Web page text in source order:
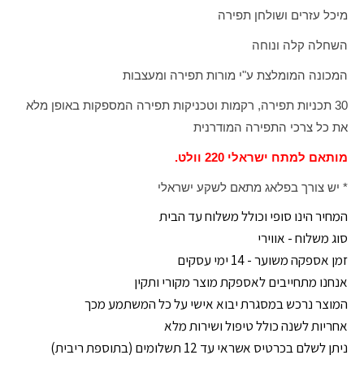
מיכל עזרים ושולחן תפירה
השחלה קלה ונוחה
המכונה המומלצת ע"י מורות תפירה ומעצבות
30 תכניות תפירה, רקמות וטכניקות תפירה המספקות באופן מלא
את כל צרכי התפירה המודרנית
מותאם למתח ישראלי 220 וולט.
* יש צורך בפלאג מתאם לשקע ישראלי
המחיר הינו סופי וכולל משלוח עד הבית
סוג משלוח - אווירי
זמן אספקה משוער - 14 ימי עסקים
אנחנו מתחייבים לאספקת מוצר מקורי ותקין
המוצר נרכש במסגרת יבוא אישי על כל המשתמע מכך
אחריות לשנה כולל טיפול ושירות מלא
ניתן לשלם בכרטיס אשראי עד 12 תשלומים (בתוספת ריבית)